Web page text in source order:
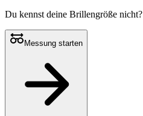
Du kennst deine Brillengröße nicht?
Messung starten